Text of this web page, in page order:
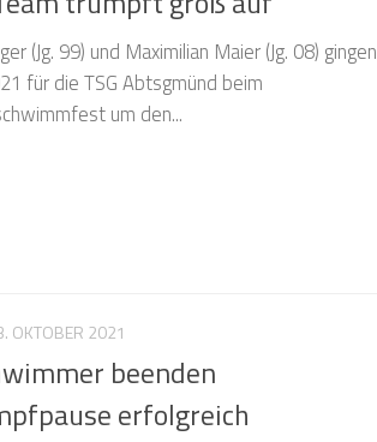
(Jg. 99) und Maximilian Maier (Jg. 08) gingen
für die TSG Abtsgmünd beim
um den...
OKTOBER 2021
beenden
erfolgreich